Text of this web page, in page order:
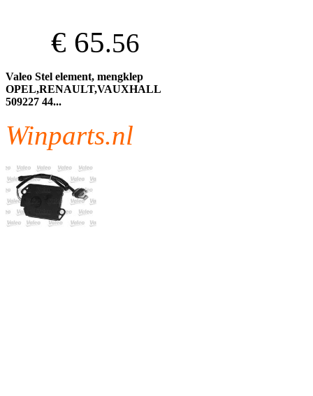
€ 65.56
Valeo Stel element, mengklep
OPEL,RENAULT,VAUXHALL
509227 44...
Winparts.nl